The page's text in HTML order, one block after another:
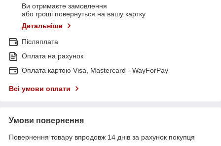
Ви отримаєте замовлення
або гроші повернуться на вашу картку
Детальніше
Післяплата
Оплата на рахунок
Оплата картою Visa, Mastercard - WayForPay
Всі умови оплати
Умови повернення
Повернення товару впродовж 14 днів за рахунок покупця